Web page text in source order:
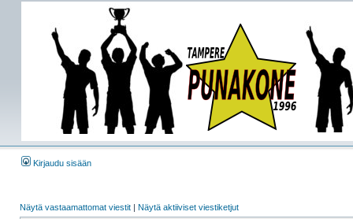
Kirjaudu sisään
Näytä vastaamattomat viestit | Näytä aktiiviset viestiketjut